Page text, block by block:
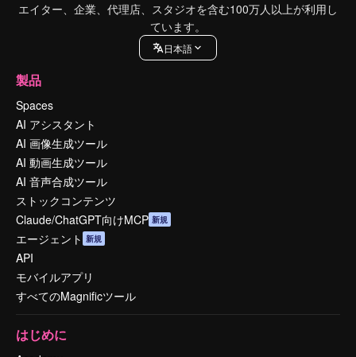
エイター、企業、代理店、スタジオを含む100万人以上が利用し
ています。
日本語
製品
Spaces
AI アシスタント
AI 画像生成ツール
AI 動画生成ツール
AI 音声合成ツール
ストックコンテンツ
Claude/ChatGPT向けMCP 新規
エージェント 新規
API
モバイルアプリ
すべてのMagnificツール
はじめに